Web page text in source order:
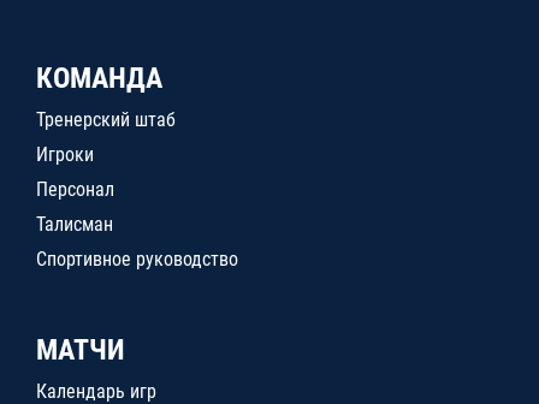
КОМАНДА
Тренерский штаб
Игроки
Персонал
Талисман
Спортивное руководство
МАТЧИ
Календарь игр